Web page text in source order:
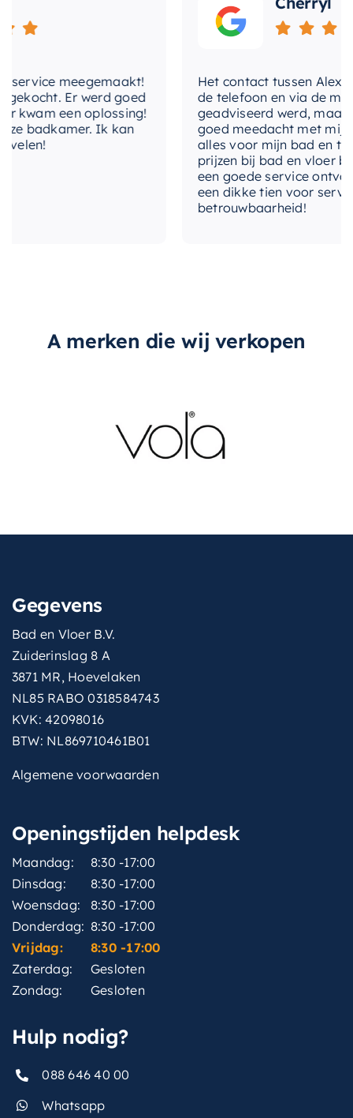
Het installeren van dit planchet is een fluitje van
M80184Smoke
dit prachtige, functionele en stijlvolle planchet
van Mondiaz.
meegemaakt!
Er werd goed
een oplossing!
badkamer. Ik kan
Het contact tussen Alex en
de telefoon en via de mail,
geadviseerd werd, maar
goed meedacht met mij.
alles voor mijn bad en
prijzen bij bad en vloer
een goede service
een dikke tien voor service,
betrouwbaarheid!
A merken die wij verkopen
Gegevens
Bad en Vloer B.V.
Zuiderinslag 8 A
3871 MR, Hoevelaken
NL85 RABO 0318584743
KVK: 42098016
BTW: NL869710461B01
Algemene voorwaarden
Openingstijden helpdesk
Maandag:
8:30 -17:00
Dinsdag:
8:30 -17:00
Woensdag:
8:30 -17:00
Donderdag: 8:30 -17:00
Vrijdag:
8:30 -17:00
Zaterdag:
Gesloten
Zondag:
Gesloten
Hulp nodig?
088 646 40 00
Whatsapp